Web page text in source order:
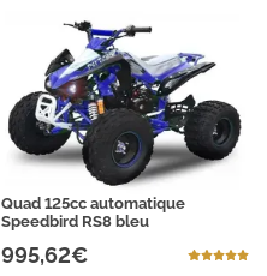
Quad 125cc automatique
Speedbird RS8 bleu
995,62€